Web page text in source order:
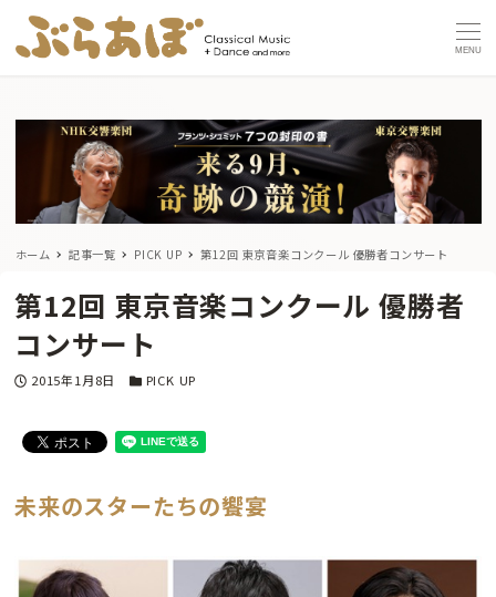
MENU
ホーム 記事一覧 PICK UP 第12回 東京音楽コンクール 優勝者コンサート
第12回 東京音楽コンクール 優勝者
コンサート
投稿日
2015年1月8日 カテゴリー
PICK UP
未来のスターたちの饗宴